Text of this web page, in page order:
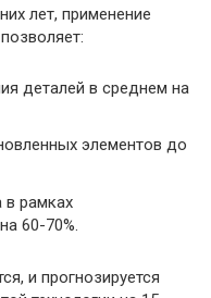
лет, применение
деталей в среднем на
элементов до
в рамках
60-70%.
и прогнозируется